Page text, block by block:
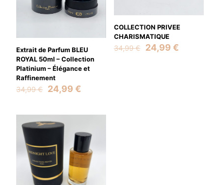
Extrait de Parfum BLEU
ROYAL 50ml – Collection
Platinium – Élégance et
Raffinement
34,99€
Original
34,99 €.
24,99 €
24,99 €.
COLLECTION PRIVEE
CHARISMATIQUE
34,99€
Original
24,99 €Current